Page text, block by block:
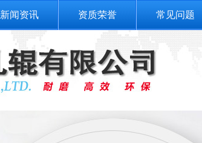
新闻资讯 资质荣誉 常见问题